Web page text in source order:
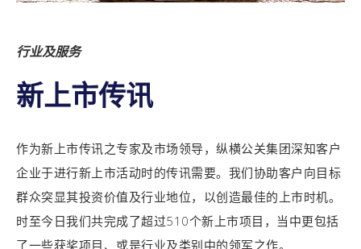
行业及服务
新上市传讯
作为新上市传讯之专家及市场领导，纵横公关集团深知客户
企业于进行新上市活动时的传讯需要。我们协助客户向目标
群众突显其投资价值及行业地位，以创造最佳的上市时机。
时至今日我们共完成了超过510个新上市项目，当中更包括
了一些获奖项目、或是行业及类别中的领军之作。